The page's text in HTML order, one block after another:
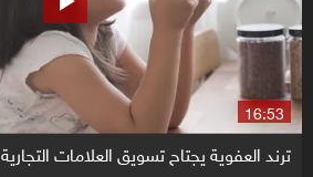
16:53
ترند العفوية يجتاح تسويق العلامات التجارية